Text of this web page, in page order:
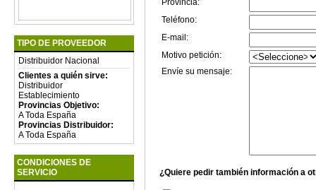
TIPO DE PROVEEDOR
Distribuidor Nacional
Clientes a quién sirve:
Distribuidor
Establecimiento
Provincias Objetivo:
A Toda España
Provincias Distribuidor:
A Toda España
CONDICIONES DE
SERVICIO
Provincia:
Teléfono:
E-mail:
Motivo petición:
Envíe su mensaje:
¿Quiere pedir también información a